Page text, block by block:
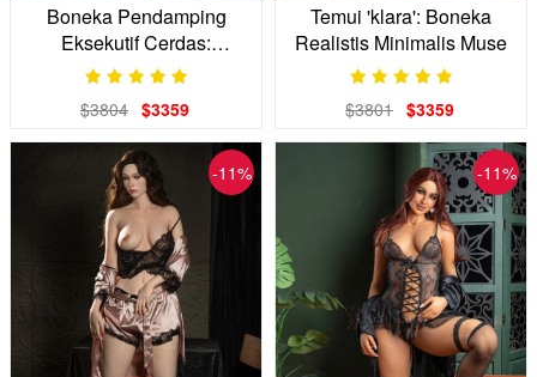
Boneka Pendamping
Eksekutif Cerdas:
Melampaui Realistis
$3804 $3359
Temui 'klara': Boneka
Realistis Minimalis Muse
$3801 $3359
-11% -11%